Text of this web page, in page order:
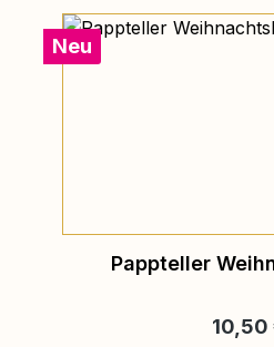
Neu
Pappteller
10,50